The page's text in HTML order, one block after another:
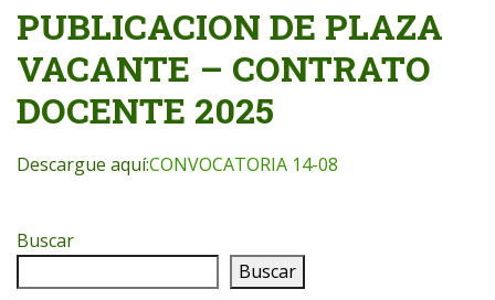
PUBLICACION DE PLAZA
VACANTE – CONTRATO
DOCENTE 2025
Descargue aquí:CONVOCATORIA 14-08
Buscar
Buscar